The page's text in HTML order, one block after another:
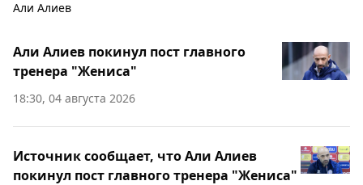
Али Алиев
Али Алиев покинул пост главного
тренера "Жениса"
18:30, 04 августа 2026
Источник сообщает, что Али Алиев
покинул пост главного тренера "Жениса"